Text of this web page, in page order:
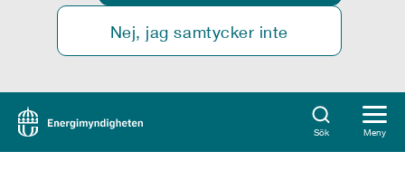
Nej, jag samtycker inte
Sök Meny